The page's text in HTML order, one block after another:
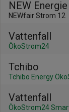
NEW Energie
NEWfair Strom 12
Vattenfall
ÖkoStrom24
Tchibo
Tchibo Energy
Vattenfall
ÖkoStrom24